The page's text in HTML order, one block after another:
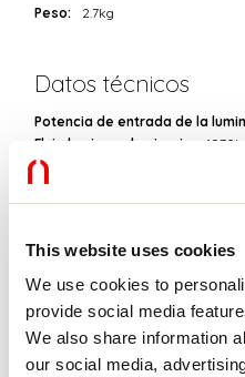
This website uses cookies
We use cookies to
provide social media
We also share information
our social media,
Peso:
2.7kg
Datos técnicos
Potencia de entrada de la
Flujo luminoso luminaria:
1970lm
IP:
Clase de aislamiento:
Tensión de alimentación:
220-
SELV:
Sì
Sorgente
Fuente de iluminación:
LED